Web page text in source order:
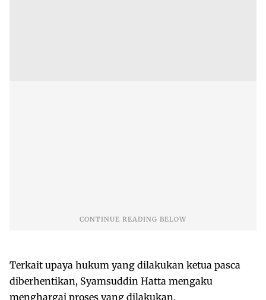
Terkait upaya hukum yang dilakukan ketua pasca
diberhentikan, Syamsuddin Hatta mengaku
menghargai proses yang dilakukan.